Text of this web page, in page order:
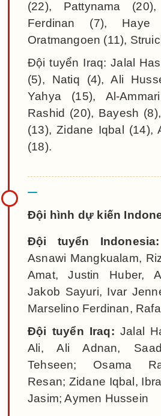
(22), Pattynama
Ferdinan (7), Haye
Oratmangoen (11),
Đội tuyển Iraq: Jalal
(5), Natiq (4), Ali
Yahya (15), Al-
Rashid (20), Bayesh
(13), Zidane Iqbal (14),
(18).
Đội hình dự kiến
Đội tuyển Indonesia:
Asnawi Mangkualam,
Amat, Justin Huber,
Jakob Sayuri, Ivar
Marselino Ferdinan,
Đội tuyển Iraq: Jalal
Ali, Ali Adnan,
Tehseen; Osama
Resan; Zidane Iqbal,
Jasim; Aymen Hussein